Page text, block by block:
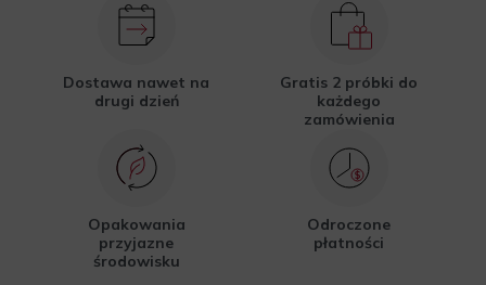
Dostawa nawet na
drugi dzień
Gratis 2 próbki do
każdego
zamówienia
Opakowania
przyjazne
środowisku
Odroczone
płatności